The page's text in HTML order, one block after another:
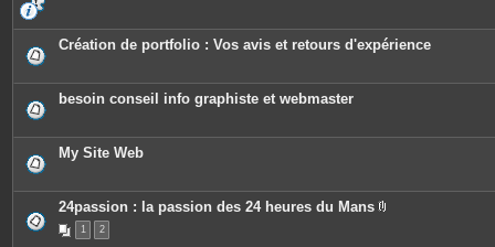
Création de portfolio : Vos avis et retours d'expérience
besoin conseil info graphiste et webmaster
My Site Web
24passion : la passion des 24 heures du Mans
1 2